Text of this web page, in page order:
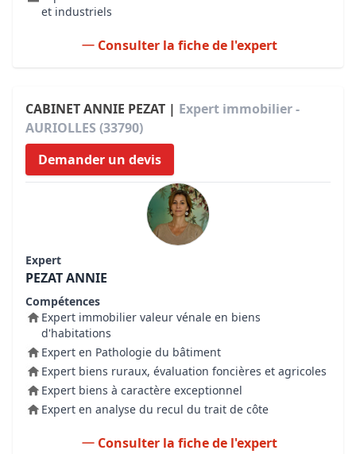
et industriels
Consulter la fiche de l'expert
CABINET ANNIE PEZAT | Expert immobilier -
AURIOLLES (33790)
Demander un devis
Expert
PEZAT ANNIE
Compétences
Expert immobilier valeur vénale en biens
d'habitations
Expert en Pathologie du bâtiment
Expert biens ruraux, évaluation foncières et agricoles
Expert biens à caractère exceptionnel
Expert en analyse du recul du trait de côte
Consulter la fiche de l'expert